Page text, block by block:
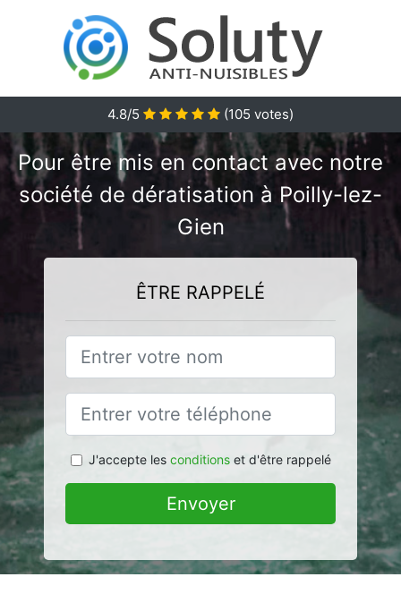
4.8/5 (105 votes)
Pour être mis en contact avec notre
société de dératisation à Poilly-lez-
Gien
ÊTRE RAPPELÉ
J'accepte les conditionset d'être rappelé
Envoyer